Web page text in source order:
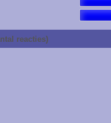
reacties)